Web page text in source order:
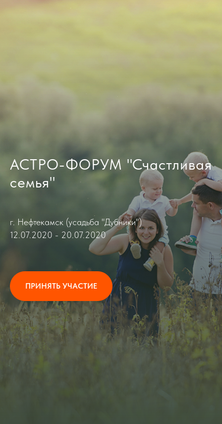
АСТРО-ФОРУМ "Счастливая
семья"
г. Нефтекамск (усадьба "Дубники")
12.07.2020 - 20.07.2020
ПРИНЯТЬ УЧАСТИЕ